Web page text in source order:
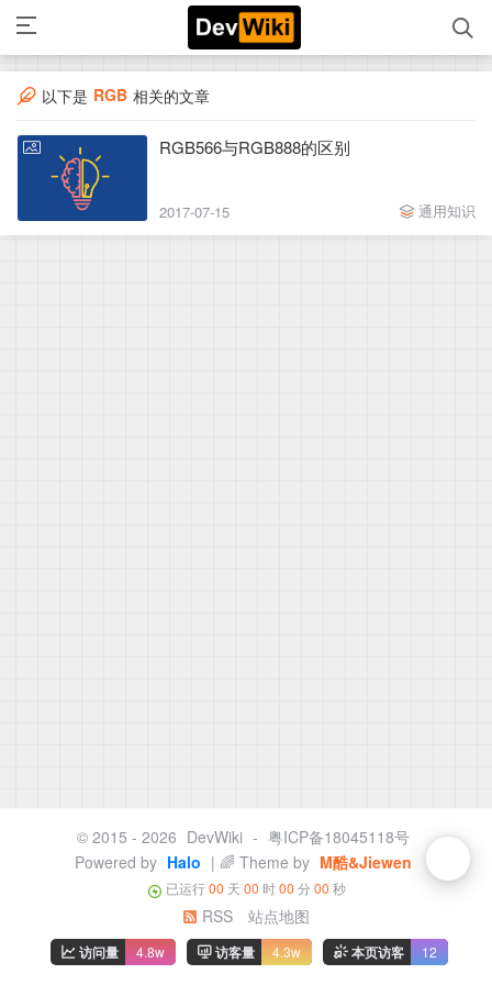
以下是 RGB 相关的文章
RGB566与RGB888的区别
2017-07-15 通用知识
© 2015 - 2026 DevWiki - 粤ICP备18045118号
Powered by Halo | 🌈 Theme by M酷&Jiewen
已运行00 天 00 时00 分 00 秒
RSS 站点地图
访问量 4.8w 访客量 4.3w 本页访客 12